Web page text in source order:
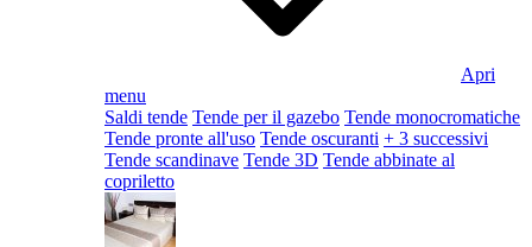
Apri
menu
Saldi tende Tende per il gazebo Tende monocromatiche
Tende pronte all'uso Tende oscuranti + 3 successivi
Tende scandinave Tende 3D Tende abbinate al
copriletto